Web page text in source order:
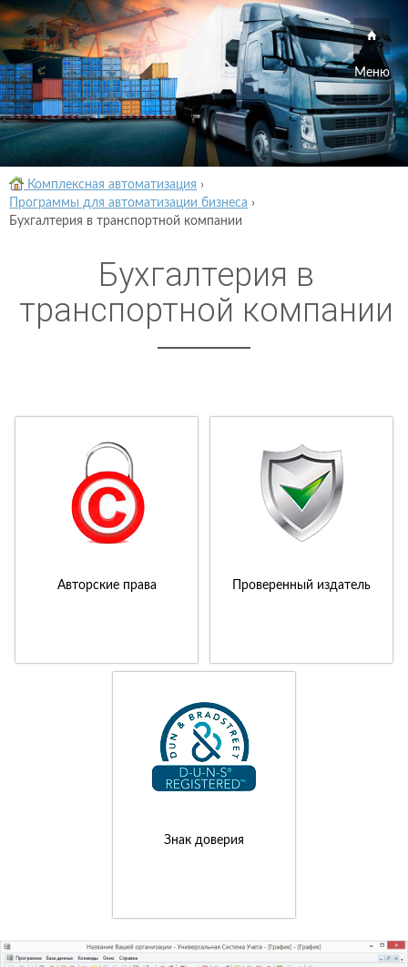
Меню
Комплексная автоматизация ›
Программы для автоматизации бизнеса ›
Бухгалтерия в транспортной компании
Бухгалтерия в
транспортной компании
Авторские права Проверенный издатель
Знак доверия